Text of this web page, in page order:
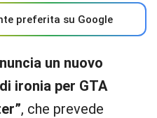
preferita su Google
un nuovo
ironia per GTA
, che prevede